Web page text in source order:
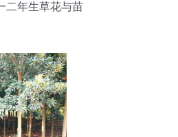
二年生草花与苗